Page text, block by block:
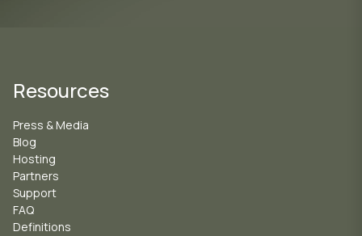
Resources
Press & Media
Blog
Hosting
Partners
Support
FAQ
Definitions